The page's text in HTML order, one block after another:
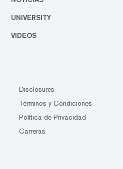
UNIVERSITY
VIDEOS
Disclosures
Términos y Condiciones
Política de Privacidad
Carreras